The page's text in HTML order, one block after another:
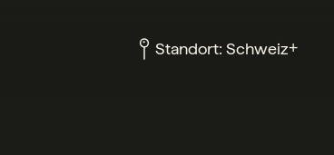
Standort: Schweiz+